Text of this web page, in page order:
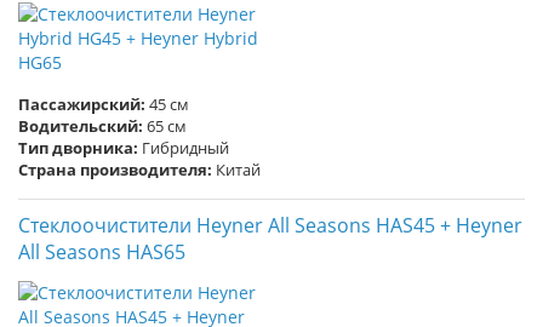
Пассажирский: 45 см
Водительский: 65 см
Тип дворника: Гибридный
Страна производителя: Китай
Стеклоочистители Heyner All Seasons HAS45 + Heyner
All Seasons HAS65